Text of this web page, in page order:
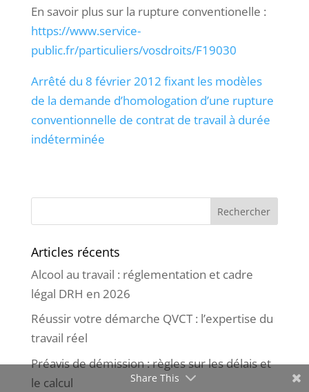
En savoir plus sur la rupture conventionelle :
https://www.service-
public.fr/particuliers/vosdroits/F19030
Arrêté du 8 février 2012 fixant les modèles
de la demande d’homologation d’une rupture
conventionnelle de contrat de travail à durée
indéterminée
Articles récents
Alcool au travail : réglementation et cadre
légal DRH en 2026
Réussir votre démarche QVCT : l’expertise du
travail réel
Préavis de démission : règles sur les délais et
le calcul
Share This